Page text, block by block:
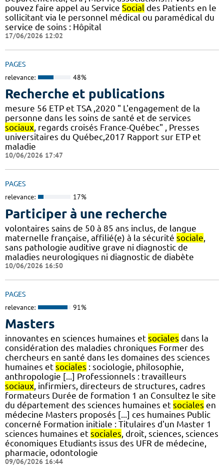
pouvez faire appel au Service Social des Patients en le
sollicitant via le personnel médical ou paramédical du
service de soins : Hôpital
17/06/2026 12:02
PAGES
relevance: 48%
Recherche et publications
mesure 56 ETP et TSA ,2020 " L'engagement de la
personne dans les soins de santé et de services
sociaux, regards croisés France-Québec" , Presses
universitaires du Québec,2017 Rapport sur ETP et
maladie
10/06/2026 17:47
PAGES
relevance: 17%
Participer à une recherche
volontaires sains de 50 à 85 ans inclus, de langue
maternelle française, affilié(e) à la sécurité sociale,
sans pathologie auditive grave ni diagnostic de
maladies neurologiques ni diagnostic de diabète
10/06/2026 16:50
PAGES
relevance: 91%
Masters
innovantes en sciences humaines et sociales dans la
considération des maladies chroniques Former des
chercheurs en santé dans les domaines des sciences
humaines et sociales : sociologie, philosophie,
anthropologie [...] Professionnels : travailleurs
sociaux, infirmiers, directeurs de structures, cadres
formateurs Durée de formation 1 an Consultez le site
du département des sciences humaines et sociales en
médecine Masters proposés [...] ces humaines Public
concerné Formation initiale : Titulaires d'un Master 1
sciences humaines et sociales, droit, sciences, sciences
économiques Etudiants issus des UFR de médecine,
pharmacie, odontologie
09/06/2026 16:44